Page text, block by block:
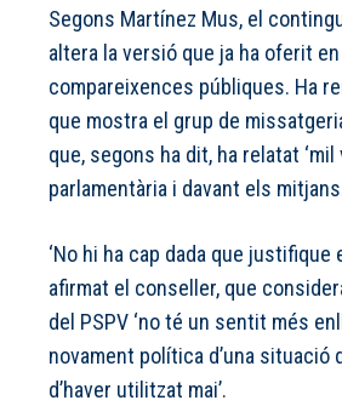
Segons Martínez Mus, el
altera la versió que ja ha oferit
compareixences públiques. Ha
que mostra el grup de
que, segons ha dit, ha relatat ‘mil
parlamentària i davant els
‘No hi ha cap dada que justifique
afirmat el conseller, que
del PSPV ‘no té un sentit més
novament política d’una situació
d’haver utilitzat mai’.